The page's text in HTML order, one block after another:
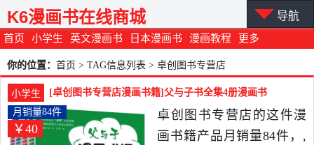
首页 小学生 英文漫画书 日本漫画书 漫画教程 更多
K6漫画书在线商城 导航
你的位置： 首页 > TAG信息列表 > 卓创图书专营店
小学生
[卓创图书专营店漫画书籍]父与子书全集4册漫画书
父与子漫画成月销量84件仅售39.8元
￥40
月销量84件
卓创图书专营店的这件漫
画书籍产品月销量84件，,